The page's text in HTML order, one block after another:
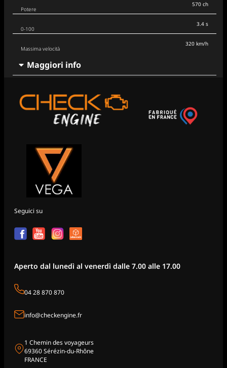
Potere
0-100
Massima velocità
570 ch
3.4 s
320 km/h
Maggiori info
Seguici su
Aperto dal lunedì al venerdì dalle 7.00 alle 17.00
04 28 870 870
info@checkengine.fr
1 Chemin des voyageurs
69360 Sérézin-du-Rhône
FRANCE